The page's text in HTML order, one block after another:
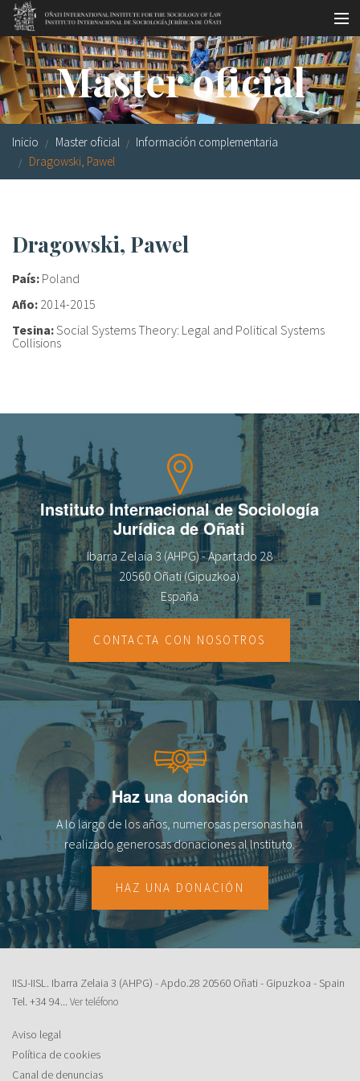
Pasar al contenido principal
Master oficial
Workshops
Visitas
Biblioteca
Investigación
Equipo
Residencia Antia
FAQ
Oñati
Calendario
Galería de fotos
es
eu
Master oficial
Inicio Master oficial
Información complementaria
Dragowski, Pawel
Dragowski, Pawel
País: Poland
Año: 2014-2015
Tesina:Social Systems Theory: Legal and Political Systems
Collisions
Instituto Internacional de Sociología
Jurídica de Oñati
Ibarra Zelaia 3 (AHPG) - Apartado 28
20560 Oñati (Gipuzkoa)
España
CONTACTA CON NOSOTROS
Haz una donación
A lo largo de los años, numerosas personas han
realizado generosas donaciones al lnstituto.
HAZ UNA DONACIÓN
IISJ-IISL. Ibarra Zelaia 3 (AHPG) - Apdo.28 20560 Oñati - Gipuzkoa - Spain
Tel. +34 94... Ver teléfono
Aviso legal
Política de cookies
Canal de denuncias